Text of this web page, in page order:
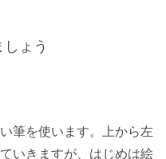
ょう
筆を使います。上から左
いきますが、はじめは絵